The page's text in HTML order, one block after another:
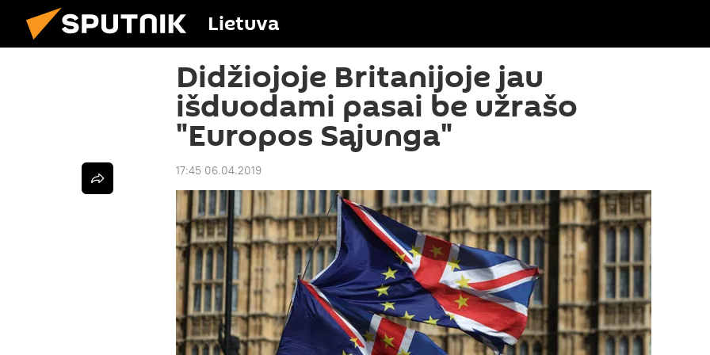
Lietuva
Didžiojoje Britanijoje jau
išduodami pasai be užrašo
"Europos Sąjunga"
17:45 06.04.2019